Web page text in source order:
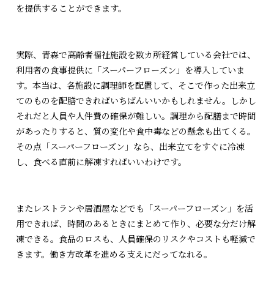
を提供することができます。
実際、青森で高齢者福祉施設を数カ所経営している会社では、
利用者の食事提供に「スーパーフローズン」を導入していま
す。本当は、各施設に調理師を配置して、そこで作った出来立
てのものを配膳できればいちばんいいかもしれません。しかし
それだと人員や人件費の確保が難しい。調理から配膳まで時間
があったりすると、質の変化や食中毒などの懸念も出てくる。
その点「スーパーフローズン」なら、出来立てをすぐに冷凍
し、食べる直前に解凍すればいいわけです。
またレストランや居酒屋などでも「スーパーフローズン」を活
用できれば、時間のあるときにまとめて作り、必要な分だけ解
凍できる。食品のロスも、人員確保のリスクやコストも軽減で
きます。働き方改革を進める支えにだってなれる。